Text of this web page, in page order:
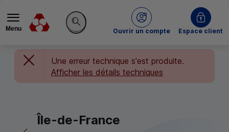
Menu
Rechercher sur le site
Ouvrir un compte
du Crédit MutuelEspace client
Une erreur technique s'est produite.
Afficher les détails techniques
Retour vers la page précédente
Île-de-France